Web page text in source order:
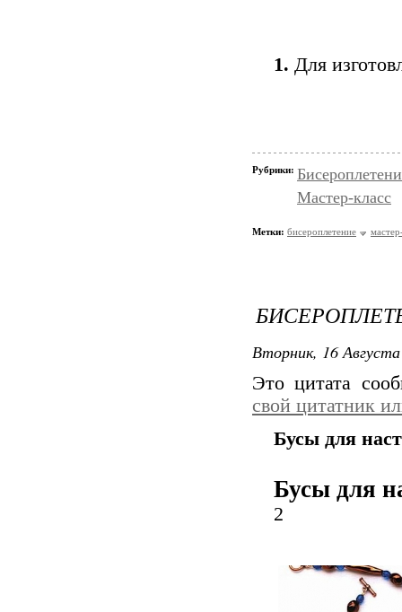
1. Для
Рубрики:
Мастер-класс
Метки: бисероплетение
Вторник, 16
Это цитата
свой цитатник
Бусы для
Бусы для
2